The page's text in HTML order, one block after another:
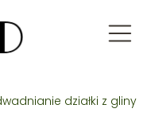
działki z gliny